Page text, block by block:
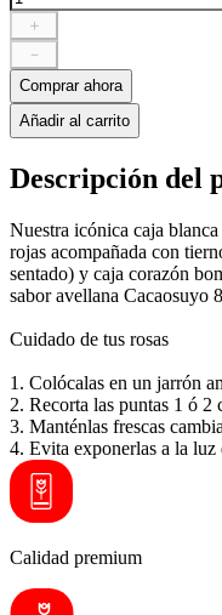
＋
－
Comprar ahora
Añadir al carrito
Descripción del
Nuestra icónica caja
rojas acompañada con
sentado) y caja corazón
sabor avellana Cacaosuyo
Cuidado de tus rosas
1. Colócalas en un jarrón
2. Recorta las puntas 1 ó 2
3. Manténlas frescas
4. Evita exponerlas a la luz
Calidad premium